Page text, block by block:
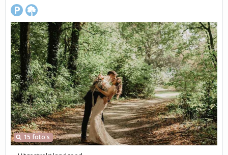
15 foto's